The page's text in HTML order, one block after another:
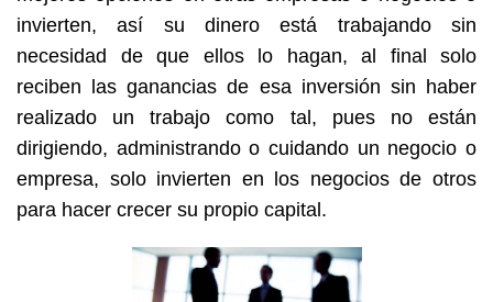
invierten, así su dinero está trabajando sin
necesidad de que ellos lo hagan, al final solo
reciben las ganancias de esa inversión sin haber
realizado un trabajo como tal, pues no están
dirigiendo, administrando o cuidando un negocio o
empresa, solo invierten en los negocios de otros
para hacer crecer su propio capital.